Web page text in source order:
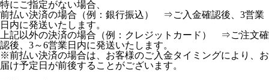
特にご指定がない場合、
前払い決済の場合（例：銀行振込） ⇒ご入金確認後、3営業
日内に発送いたします。
上記以外の決済の場合（例：クレジットカード） ⇒ご注文確
認後、3～6営業日内に発送いたします。
※前払い決済の場合は、お客様のご入金タイミングにより、お
届け予定日が前後することがございます。